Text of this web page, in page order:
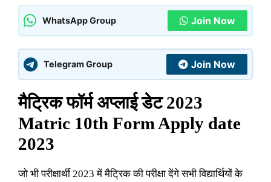
WhatsApp Group Join Now
Telegram Group Join Now
मैट्रिक फॉर्म अप्लाई डेट 2023
Matric 10th Form Apply date
2023
जो भी परीक्षार्थी 2023 में मैट्रिक की परीक्षा देंगे सभी विद्यार्थियों के